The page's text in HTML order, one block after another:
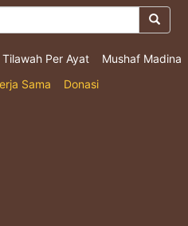
Tilawah Per Ayat
Mushaf Madina
Sama Donasi